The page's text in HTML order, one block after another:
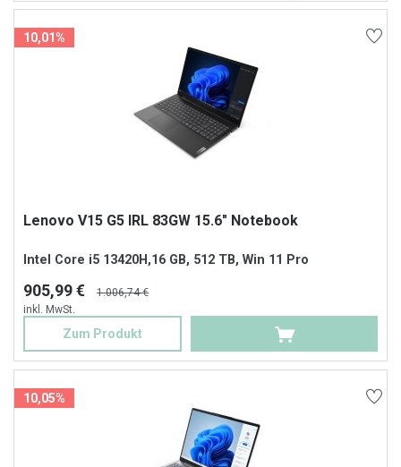
10,01%
Lenovo V15 G5 IRL 83GW 15.6" Notebook
Intel Core i5 13420H,16 GB, 512 TB, Win 11 Pro
905,99 €
1.006,74 €
inkl. MwSt.
Zum Produkt
10,05%